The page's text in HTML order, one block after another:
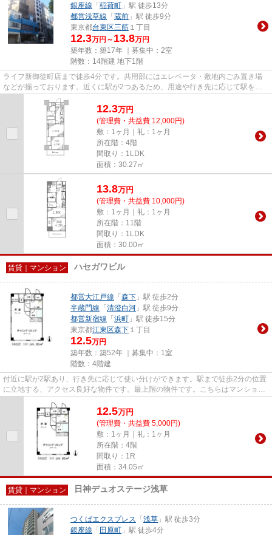
銀座線 「 稲荷町 」駅 徒歩13分
都営浅草線 「 蔵前 」駅 徒歩9分
東京都台東区三筋 １丁目
12.3万円～ 13.8万円
築年数：築17年 ｜募集中： 2室
階数：14階建 地下1階
ライフ新御徒町店まで徒歩4分です。共用部にはエレベータ・敷地内ごみ置き場
などが揃っております。近くに駅が2つあるため、用途や行き先に応じて駅を選
べる物件です。こちらの物件は...
12.3万円
(管理費・共益費 12,000円)
敷：1ヶ月｜礼：1ヶ月
所在階：4階
間取り：1LDK
面積：30.27㎡
13.8万円
(管理費・共益費 10,000円)
敷：1ヶ月｜礼：1ヶ月
所在階：11階
間取り：1LDK
面積：30.00㎡
賃貸｜マンション ハセガワビル
都営大江戸線 「 森下 」駅 徒歩2分
半蔵門線 「 清澄白河 」駅 徒歩9分
都営新宿線 「 浜町 」駅 徒歩15分
東京都江東区森下 １丁目
12.5万円
築年数：築52年 ｜募集中： 1室
階数：4階建
付近に駅が2駅あり、行き先に応じて使い分けができます。駅まで徒歩2分の位置
に立地する、アクセス良好な物件です。最上階の物件です。こちらはマンション
12.5万円
(管理費・共益費 5,000円)
敷：1ヶ月｜礼：1ヶ月
所在階：4階
間取り：1R
面積：34.05㎡
賃貸｜マンション 日神デュオステージ浅草
つくばエクスプレス 「 浅草 」駅 徒歩3分
銀座線 「 田原町 」駅 徒歩4分